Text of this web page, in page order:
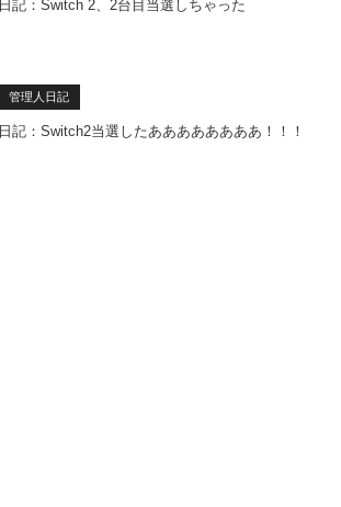
日記：Switch 2、2台目当選しちゃった
管理人日記
日記：Switch2当選したああああああああ！！！